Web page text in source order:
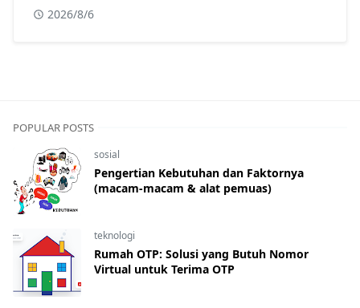
2026/8/6
POPULAR POSTS
sosial
Pengertian Kebutuhan dan Faktornya
(macam-macam & alat pemuas)
teknologi
Rumah OTP: Solusi yang Butuh Nomor
Virtual untuk Terima OTP